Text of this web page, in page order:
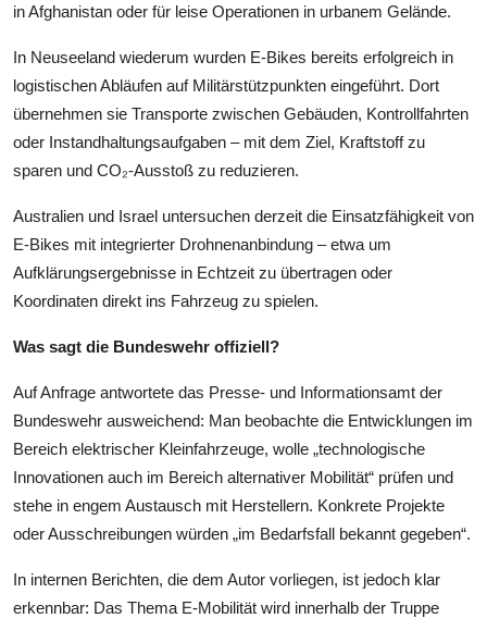
in Afghanistan oder für leise Operationen in urbanem Gelände.
In Neuseeland wiederum wurden E-Bikes bereits erfolgreich in
logistischen Abläufen auf Militärstützpunkten eingeführt. Dort
übernehmen sie Transporte zwischen Gebäuden, Kontrollfahrten
oder Instandhaltungsaufgaben – mit dem Ziel, Kraftstoff zu
sparen und CO₂-Ausstoß zu reduzieren.
Australien und Israel untersuchen derzeit die Einsatzfähigkeit von
E-Bikes mit integrierter Drohnenanbindung – etwa um
Aufklärungsergebnisse in Echtzeit zu übertragen oder
Koordinaten direkt ins Fahrzeug zu spielen.
Was sagt die Bundeswehr offiziell?
Auf Anfrage antwortete das Presse- und Informationsamt der
Bundeswehr ausweichend: Man beobachte die Entwicklungen im
Bereich elektrischer Kleinfahrzeuge, wolle „technologische
Innovationen auch im Bereich alternativer Mobilität“ prüfen und
stehe in engem Austausch mit Herstellern. Konkrete Projekte
oder Ausschreibungen würden „im Bedarfsfall bekannt gegeben“.
In internen Berichten, die dem Autor vorliegen, ist jedoch klar
erkennbar: Das Thema E-Mobilität wird innerhalb der Truppe